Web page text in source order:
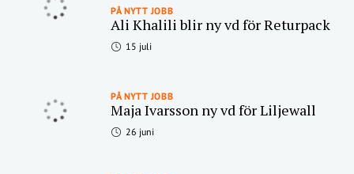
PÅ NYTT JOBB
Ali Khalili blir ny vd för Returpack
15 juli
PÅ NYTT JOBB
Maja Ivarsson ny vd för Liljewall
26 juni